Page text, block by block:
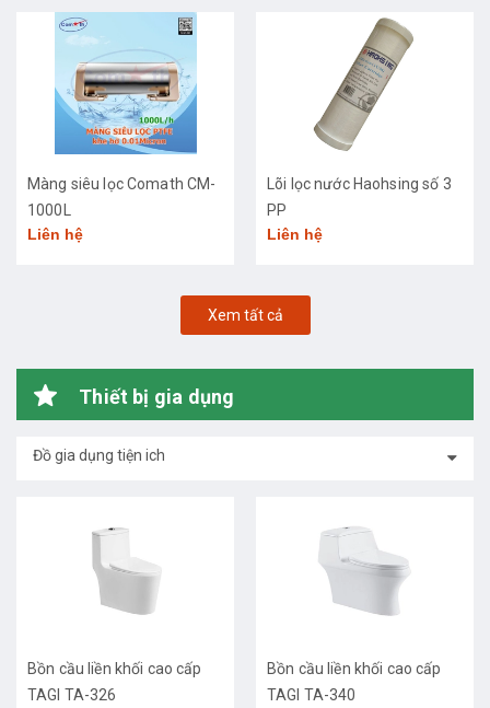
Màng siêu lọc Comath CM-
1000L
Liên hệ
Lõi lọc nước Haohsing số 3
PP
Liên hệ
Xem tất cả
Thiết bị gia dụng
Đồ gia dụng tiện ich
Bồn cầu liền khối cao cấp
TAGI TA-326
Bồn cầu liền khối cao cấp
TAGI TA-340